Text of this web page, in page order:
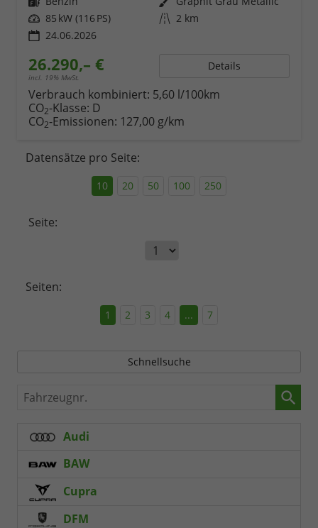
Leistung 85 kW (116 PS) Kilometerstand 2 km
24.06.2026
26.290,– €
incl. 19% MwSt.
Details
Verbrauch kombiniert: 5,60 l/100km
CO2-Klasse: D
CO2-Emissionen: 127,00 g/km
Datensätze pro Seite:
10 20 50 100 250
Seite:
Seiten:
1 2 3 4 ... 7
Schnellsuche
Fahrzeugnr.
Audi
BAW
Cupra
DFM